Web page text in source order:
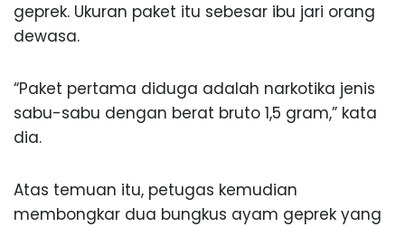
geprek. Ukuran paket itu sebesar ibu jari orang
dewasa.
“Paket pertama diduga adalah narkotika jenis
sabu-sabu dengan berat bruto 1,5 gram,” kata
dia.
Atas temuan itu, petugas kemudian
membongkar dua bungkus ayam geprek yang